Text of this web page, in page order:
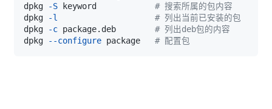
dpkg
-S keyword # 搜索所属的包内容
dpkg
-l
# 列出当前已安装的包
dpkg
-c package.deb # 列出deb包的内容
dpkg
--configure package # 配置包